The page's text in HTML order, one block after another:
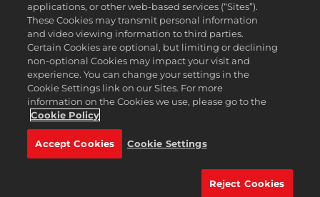
سياسة ملفات تعريف الارتباط
Support
عدم بيع أو مشاركة معلوماتي الشخصية
Order Lookup & Refunds
2K Ad Partners
©2016-2026 Take-Two Interactive Software Inc. 2K, Firaxis Games,
Civilization, and their respective logos are trademarks of Take-Two
Interactive Software, Inc. All rights reserved.
جميع العلامات التجارية المشار إليها هنا ملك لأصحابها المعنيين.
applications, or other web-based services (“Sites”).
These Cookies may transmit personal information
and video viewing information to third parties.
Certain Cookies are optional, but limiting or declining
non-optional Cookies may impact your visit and
experience. You can change your settings in the
Cookie Settings link on our Sites. For more
information on the Cookies we use, please go to the
Cookie Policy
Cookie Settings
Accept Cookies
Reject Cookies